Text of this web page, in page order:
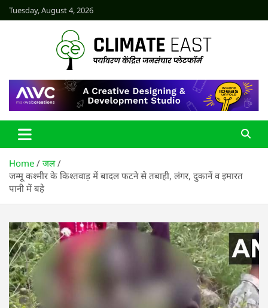
Skip
to
Tuesday, August 4, 2026
CLIMATE EAST
Home
जल
जम्मू कश्मीर के किश्तवाड़ में बादल फटने से तबाही, लंगर, दुकानें व इमारत
पानी में बहे